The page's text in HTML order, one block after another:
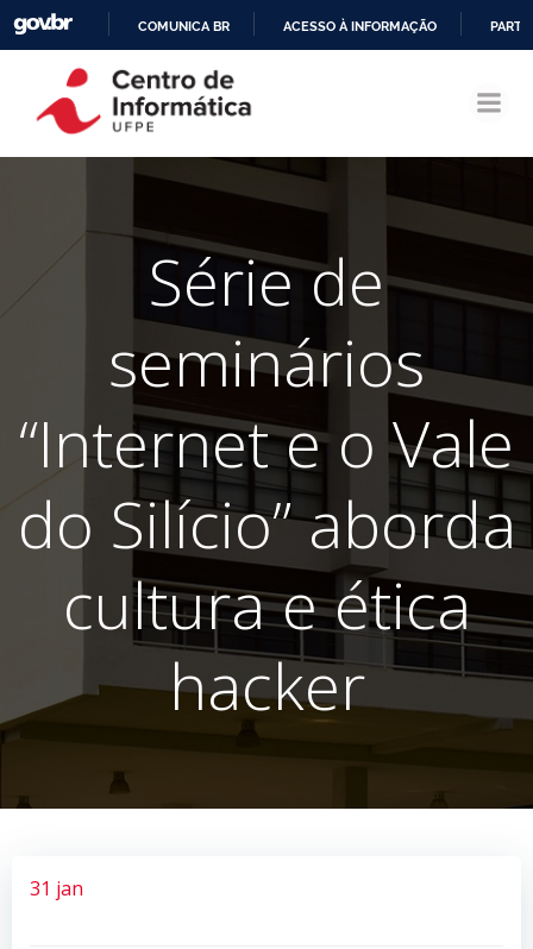
CONTEÚDO
COMUNICA BR ACESSO À INFORMAÇÃO
Série de
seminários
“Internet e o Vale
do Silício” aborda
cultura e ética
hacker
31 jan